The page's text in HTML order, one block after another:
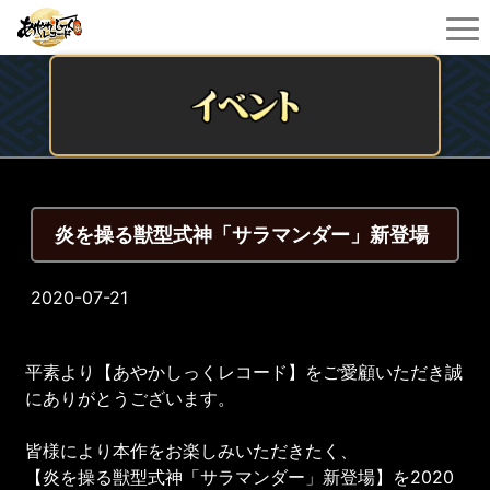
炎を操る獣型式神「サラマンダー」新登場
2020-07-21
平素より【あやかしっくレコード】をご愛顧いただき誠
にありがとうございます。
皆様により本作をお楽しみいただきたく、
【炎を操る獣型式神「サラマンダー」新登場】を2020